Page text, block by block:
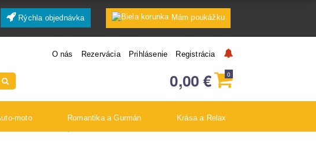
Rýchla objednávka Mám poukážku
O nás Rezervácia Prihlásenie Registrácia
0,00€ 0
moto Romantika a Gurmán Krása a Relax